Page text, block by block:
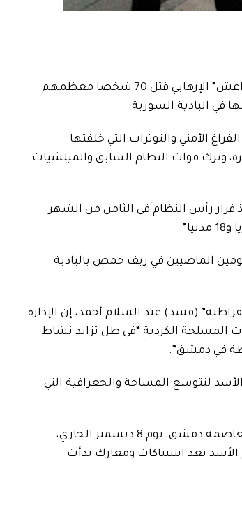
أفاد المرصد السوري لحقوق الإنسان، يوم الأحد، بأن تنظيم “داعش” الإرهابي قتل 70 شخصا معظمهم
البادية السورية.
الأمني والتوترات التي خلفتها
وترك قوات النظام السابق والميلشيات
فرار رأس النظام في الثامن من الشهر
الماضيين في ريف حمص بالبادية
(قسد) عبد السلام أحمد، إن الإدارة
المسلحة الكردية “في ظل تزايد نشاط
في دمشق”.
لتتوسع المساحة والجغرافية التي
وكانت المعارضة السورية المسلحة تمكنت من الدخول إلى العاصمة دمشق، يوم 8 ديسمبر الجاري،
بعد اشتباكات ومعارك بدأت